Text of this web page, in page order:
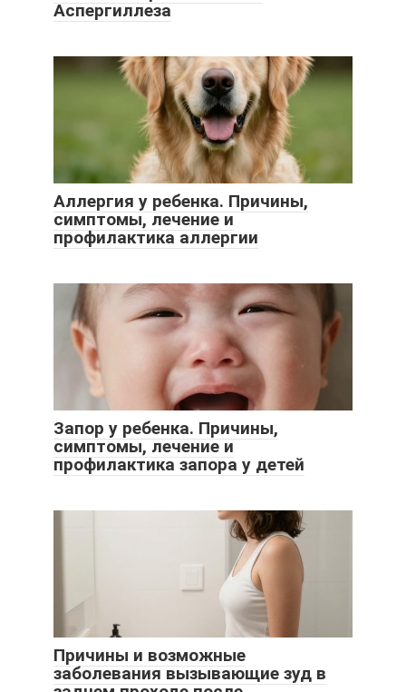
Аспергиллеза
Аллергия у ребенка. Причины,
симптомы, лечение и
профилактика аллергии
Запор у ребенка. Причины,
симптомы, лечение и
профилактика запора у детей
Причины и возможные
заболевания вызывающие зуд в